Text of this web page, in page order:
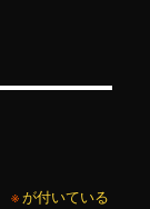
※が付いている